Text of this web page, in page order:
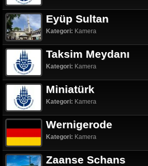
Eyüp Sultan
Kategori: Kamera
Taksim Meydanı
Kategori: Kamera
Miniatürk
Kategori: Kamera
Wernigerode
Kategori: Kamera
Zaanse Schans